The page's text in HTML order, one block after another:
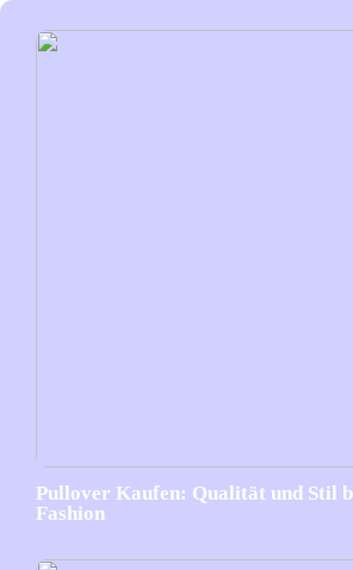
Pullover Kaufen: Qualität und Stil
Fashion